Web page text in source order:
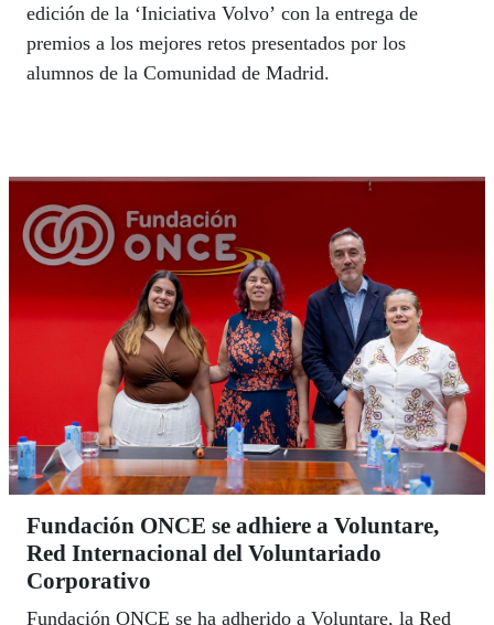
edición de la ‘Iniciativa Volvo’ con la entrega de
premios a los mejores retos presentados por los
alumnos de la Comunidad de Madrid.
Fundación ONCE se adhiere a Voluntare,
Red Internacional del Voluntariado
Corporativo
Fundación ONCE se ha adherido a Voluntare, la Red